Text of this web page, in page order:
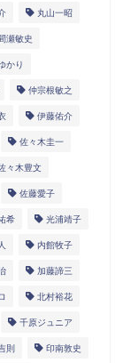
丸山一昭
瀬敏史
かり
仲宗根敏之
伊藤佑介
佐々木圭一
々木豊文
佐藤愛子
希 光浦靖子
内館牧子
加藤諦三
北村裕花
千原ジュニア
則 印南敦史